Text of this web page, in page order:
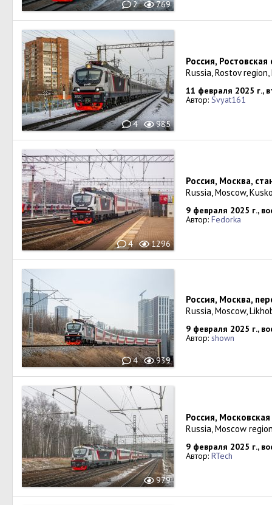
2 769
4 985
Россия,
Russia, Rostov
11 февраля 2025 г.,
Автор: Svyat161
4 1296
Россия, Москва,
Russia, Moscow,
9 февраля 2025 г.,
Автор: Fedorka
4 939
Россия, Москва,
Russia, Moscow,
9 февраля 2025 г.,
Автор: shown
979
Россия,
Russia, Moscow
9 февраля 2025 г.,
Автор: RTech